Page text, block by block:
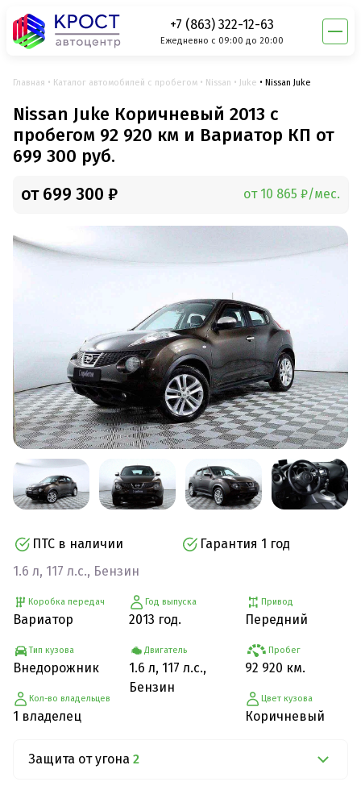
+7 (863) 322-12-63
Ежедневно с 09:00 до 20:00
Главная Каталог автомобилей с пробегом Nissan Juke Nissan Juke
Nissan Juke Коричневый 2013 с
пробегом 92 920 км и Вариатор КП от
699 300 руб.
от 699 300 ₽ от 10 865 ₽/мес.
ПТС в наличии
Гарантия 1 год
1.6 л, 117 л.с., Бензин
Коробка передач
Вариатор
Тип кузова
Внедорожник
Кол-во владельцев
1 владелец
Год выпуска
2013 год.
Двигатель
1.6 л, 117 л.с.,
Бензин
Привод
Передний
Пробег
92 920 км.
Цвет кузова
Коричневый
Защита от угона 2